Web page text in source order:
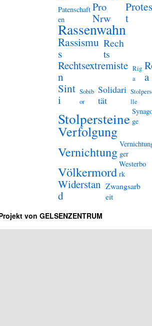
Patenschaft
en
Pro
Nrw
Protes
t
Rassenwahn
Rassismu
s
Rech
ts
Rechtsextremiste
n
Rig
a
a
Sint
i
Sobib
or
Solidari
tät
lle
Stolpersteine ge
Verfolgung
Vernichtung ger
Völkermord Westerbo
rk
Widerstan
d
Zwangsarb
eit
von GELSENZENTRUM